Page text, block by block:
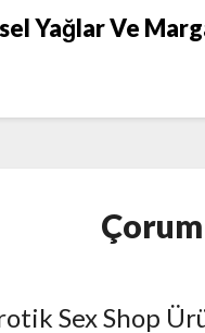
Yağlar Ve
Sex Shop